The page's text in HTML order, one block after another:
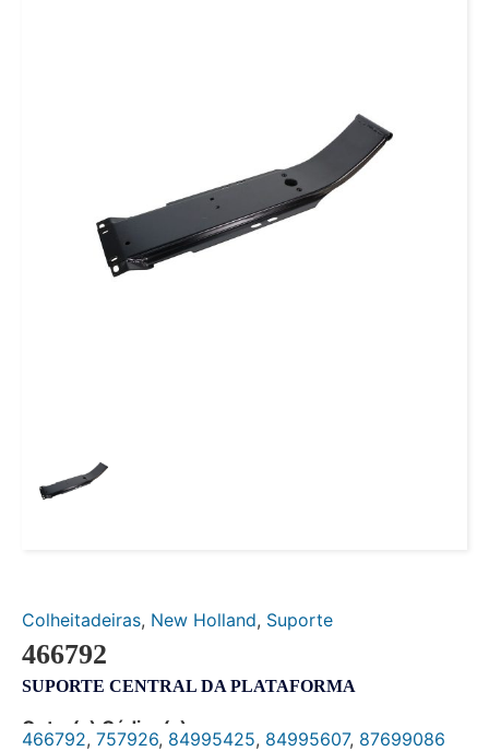
Colheitadeiras, New Holland, Suporte
466792
SUPORTE CENTRAL DA PLATAFORMA
Outro(s) Código(s):
466792, 757926, 84995425, 84995607, 87699086